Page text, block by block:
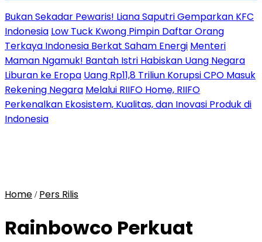
Bukan Sekadar Pewaris! Liana Saputri Gemparkan KFC
Indonesia Low Tuck Kwong Pimpin Daftar Orang
Terkaya Indonesia Berkat Saham Energi Menteri
Maman Ngamuk! Bantah Istri Habiskan Uang Negara
Liburan ke Eropa Uang Rp11,8 Triliun Korupsi CPO Masuk
Rekening Negara Melalui RIIFO Home, RIIFO
Perkenalkan Ekosistem, Kualitas, dan Inovasi Produk di
Indonesia
Home / Pers Rilis
Rainbowco Perkuat